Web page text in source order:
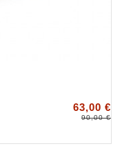
63,00 €
90,00 €